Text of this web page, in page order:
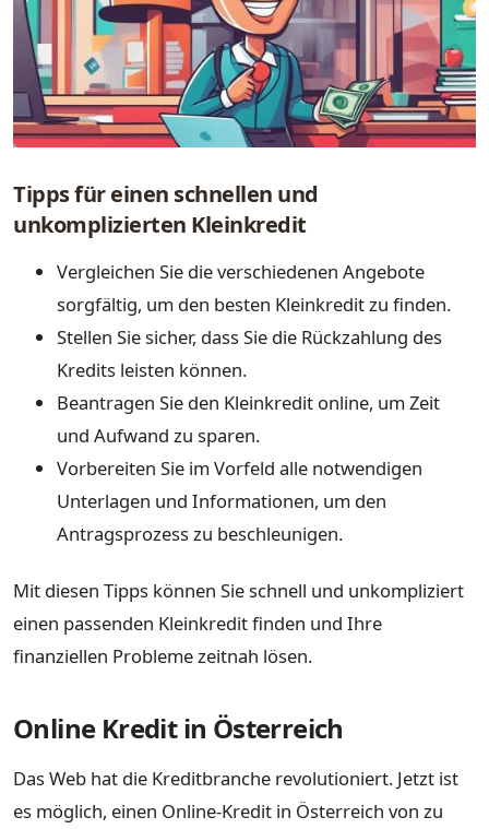
Tipps für einen schnellen und
unkomplizierten Kleinkredit
Vergleichen Sie die verschiedenen Angebote
sorgfältig, um den besten Kleinkredit zu finden.
Stellen Sie sicher, dass Sie die Rückzahlung des
Kredits leisten können.
Beantragen Sie den Kleinkredit online, um Zeit
und Aufwand zu sparen.
Vorbereiten Sie im Vorfeld alle notwendigen
Unterlagen und Informationen, um den
Antragsprozess zu beschleunigen.
Mit diesen Tipps können Sie schnell und unkompliziert
einen passenden Kleinkredit finden und Ihre
finanziellen Probleme zeitnah lösen.
Online Kredit in Österreich
Das Web hat die Kreditbranche revolutioniert. Jetzt ist
es möglich, einen Online-Kredit in Österreich von zu